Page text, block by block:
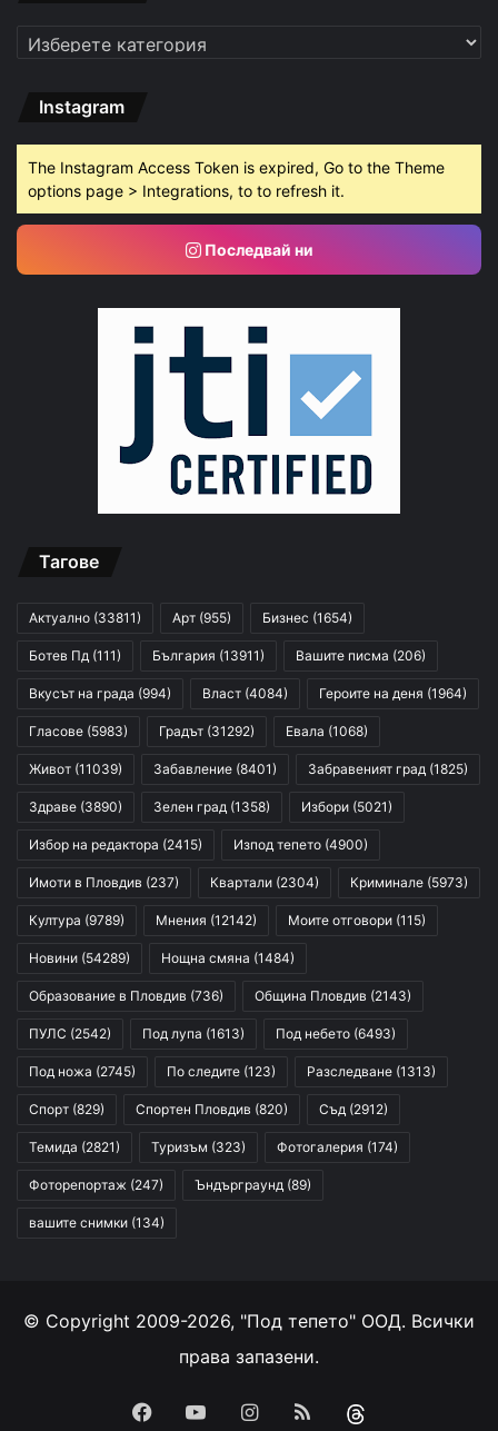
Категории
Instagram
The Instagram Access Token is expired, Go to the Theme
options page > Integrations, to to refresh it.
Последвай ни
Тагове
Актуално (33811) Арт (955) Бизнес (1654)
Ботев Пд (111) България (13911) Вашите писма (206)
Вкусът на града (994) Власт (4084) Героите на деня (1964)
Гласове (5983) Градът (31292) Евала (1068)
Живот (11039) Забавление (8401) Забравеният град (1825)
Здраве (3890) Зелен град (1358) Избори (5021)
Избор на редактора (2415) Изпод тепето (4900)
Имоти в Пловдив (237) Квартали (2304) Криминале (5973)
Култура (9789) Мнения (12142) Моите отговори (115)
Новини (54289) Нощна смяна (1484)
Образование в Пловдив (736) Община Пловдив (2143)
ПУЛС (2542) Под лупа (1613) Под небето (6493)
Под ножа (2745) По следите (123) Разследване (1313)
Спорт (829) Спортен Пловдив (820) Съд (2912)
Темида (2821) Туризъм (323) Фотогалерия (174)
Фоторепортаж (247) Ъндърграунд (89)
вашите снимки (134)
© Copyright 2009-2026, "Под тепето" ООД. Всички
права запазени.
Facebook
YouTubeInstagram
RSS